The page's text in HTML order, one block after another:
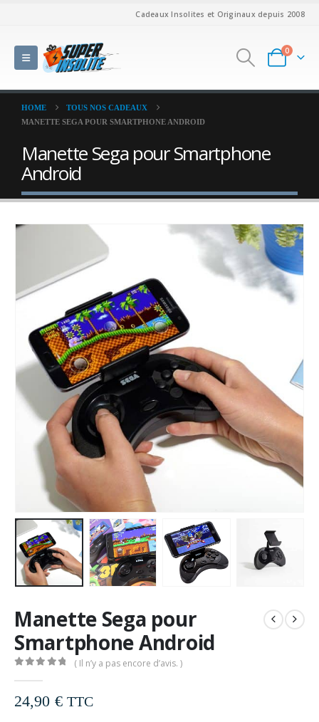
Cadeaux Insolites et Originaux depuis 2008
0
HOME
TOUS NOS CADEAUX
MANETTE SEGA POUR SMARTPHONE ANDROID
Manette Sega pour Smartphone
Android
Manette Sega pour
Smartphone Android
( Il n’y a pas encore d’avis. )
24,90 € TTC